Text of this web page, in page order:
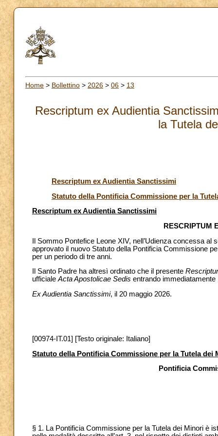
Home > Bollettino > 2026 > 06 > 13
Rescriptum ex Audientia
la Tutela
Rescriptum ex Audientia Sanctissimi
Statuto della Pontificia Commissione per la
Rescriptum ex Audientia Sanctissimi
RESCRIPTUM
Il Sommo Pontefice Leone XIV, nell’Udienza concessa al
approvato il nuovo Statuto della Pontificia Commissione
per un periodo di tre anni.
Il Santo Padre ha altresì ordinato che il presente
ufficialeActa Apostolicae Sedis entrando immediatamente
Ex Audientia Sanctissimi, il 20 maggio 2026.
[00974-IT.01] [Testo originale: Italiano]
Statuto della Pontificia Commissione per la Tutela dei
Pontificia
§ 1. La Pontificia Commissione per la Tutela dei Minori è